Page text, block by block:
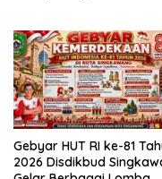
Gebyar HUT RI ke-81
2026 Disdikbud